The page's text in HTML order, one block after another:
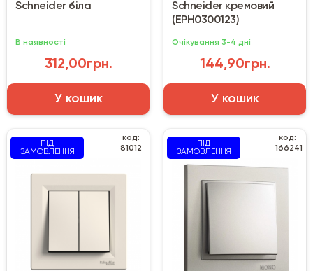
Schneider біла
В наявності
312,00грн.
У кошик
Schneider кремовий
(EPH0300123)
Очікування 3-4 дні
144,90грн.
У кошик
ПІД
ЗАМОВЛЕННЯ
код:
81012
ПІД
ЗАМОВЛЕННЯ
код:
166241